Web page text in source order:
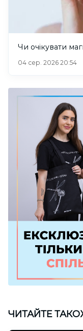
Чи очікувати
04 сер. 2026 20:54
ЧИТАЙТЕ